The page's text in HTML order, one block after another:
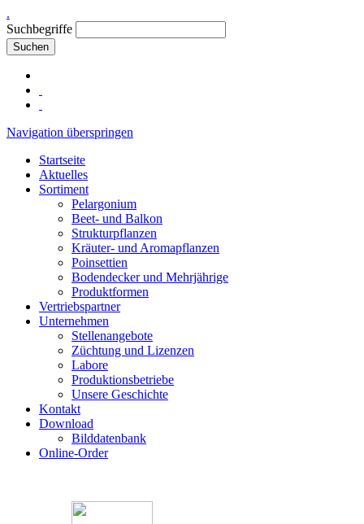
.
Suchbegriffe
Suchen
Navigation überspringen
Startseite
Aktuelles
Sortiment
Pelargonium
Beet- und Balkon
Strukturpflanzen
Kräuter- und Aromapflanzen
Poinsettien
Bodendecker und Mehrjährige
Produktformen
Vertriebspartner
Unternehmen
Stellenangebote
Züchtung und Lizenzen
Labore
Produktionsbetriebe
Unsere Geschichte
Kontakt
Download
Bilddatenbank
Online-Order